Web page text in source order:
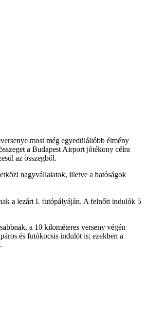
most még egyedülállóbb élmény
a Budapest Airport jótékony célra
az összegből.
nagyvállalatok, illetve a hatóságok
a lezárt I. futópályáján. A felnőtt indulók 5
a 10 kilométeres verseny végén
és futókocsis indulót is; ezekben a